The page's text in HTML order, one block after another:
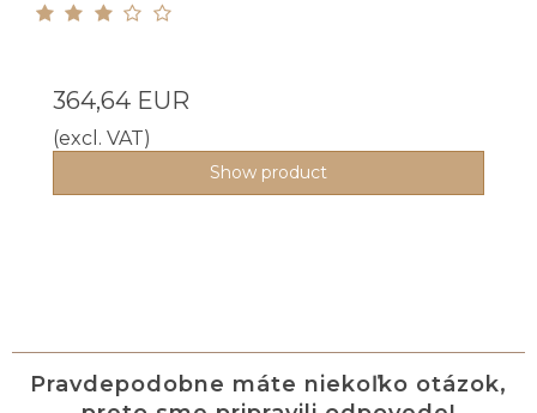
364,64 EUR
(excl. VAT)
Show product
Pravdepodobne máte niekoľko otázok,